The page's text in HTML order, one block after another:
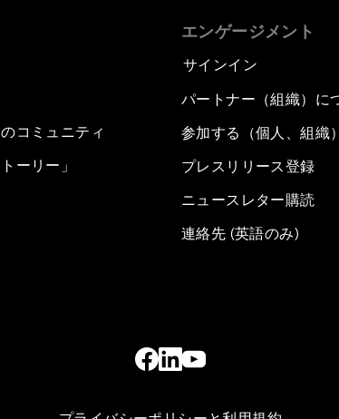
コミュニティ
ーリー」
エンゲージメント
サインイン
パートナー（組織）に
参加する（個人、組織）
プレスリリース登録
ニュースレター購読
連絡先 (英語のみ)